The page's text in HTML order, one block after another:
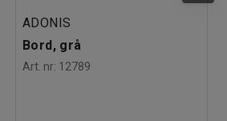
ADONIS
Bord, grå
Art. nr: 12789